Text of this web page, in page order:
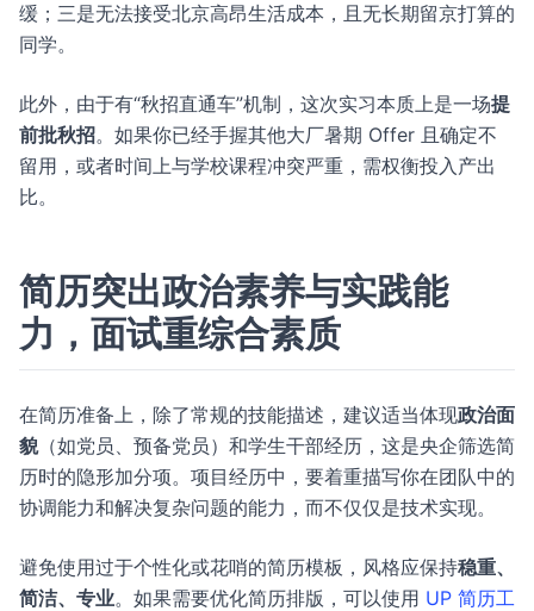
缓；三是无法接受北京高昂生活成本，且无长期留京打算的
同学。
此外，由于有“秋招直通车”机制，这次实习本质上是一场提
前批秋招。如果你已经手握其他大厂暑期 Offer 且确定不
留用，或者时间上与学校课程冲突严重，需权衡投入产出
比。
简历突出政治素养与实践能
力，面试重综合素质
在简历准备上，除了常规的技能描述，建议适当体现政治面
貌（如党员、预备党员）和学生干部经历，这是央企筛选简
历时的隐形加分项。项目经历中，要着重描写你在团队中的
协调能力和解决复杂问题的能力，而不仅仅是技术实现。
避免使用过于个性化或花哨的简历模板，风格应保持稳重、
简洁、专业。如果需要优化简历排版，可以使用 UP 简历工